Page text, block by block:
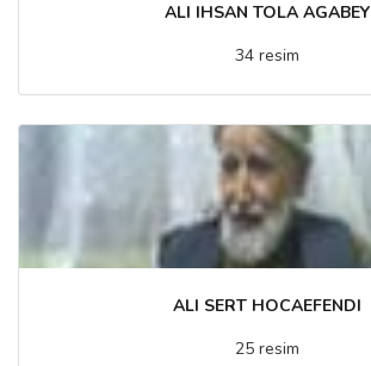
ALI IHSAN TOLA AGABEY
34 resim
ALI SERT HOCAEFENDI
25 resim